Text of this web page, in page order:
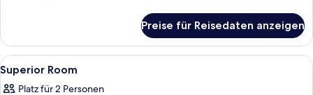
Single
Room
Preise für Reisedaten anzeigen
Alle
Fotos
Ein modernes Hotelzimmer mit
11
Superior Room
Platz für 2 Personen